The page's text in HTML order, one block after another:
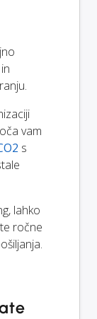
vam
s
lahko
ročne